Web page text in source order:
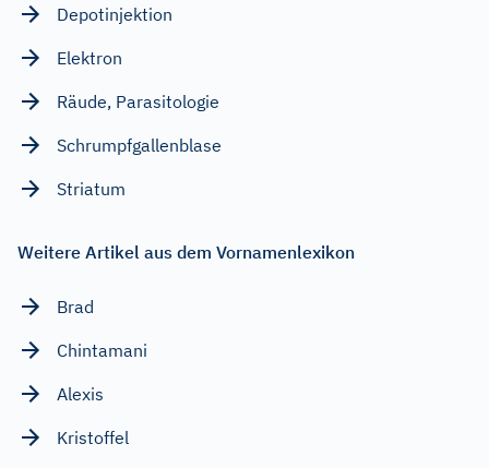
Depotinjektion
Elektron
Räude, Parasitologie
Schrumpfgallenblase
Striatum
Weitere Artikel aus dem Vornamenlexikon
Brad
Chintamani
Alexis
Kristoffel